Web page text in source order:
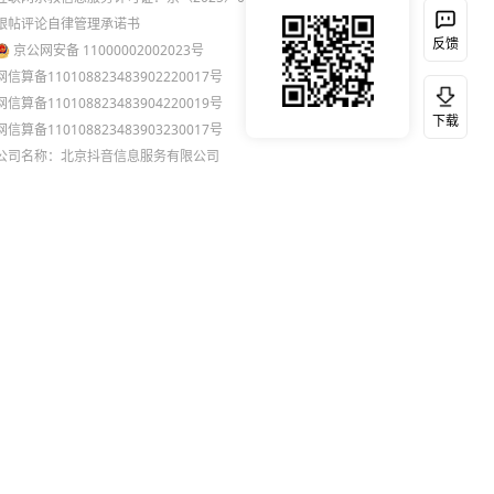
帖评论自律管理承诺书
京公网安备 11000002002023号
信算备110108823483902220017号
信算备110108823483904220019号
信算备110108823483903230017号
司名称：北京抖音信息服务有限公司
反馈
下载